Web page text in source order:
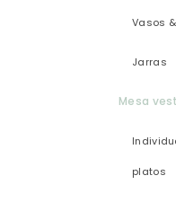
Vasos
Jarras
Mesa
platos